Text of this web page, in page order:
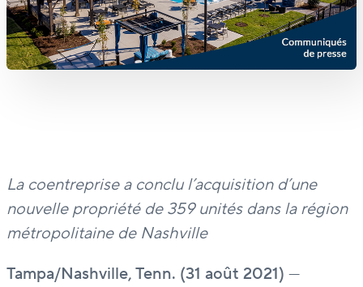
La coentreprise a conclu l’acquisition d’une
nouvelle propriété de 359 unités dans la région
métropolitaine de Nashville
Tampa/Nashville, Tenn. (31 août 2021) —